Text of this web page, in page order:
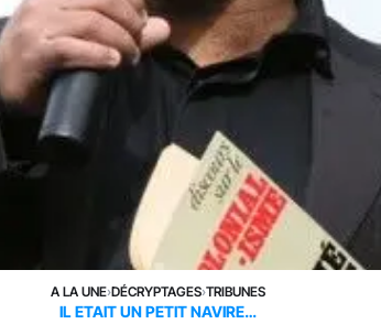
A LA UNE›DÉCRYPTAGES›TRIBUNES
IL ETAIT UN PETIT NAVIRE…